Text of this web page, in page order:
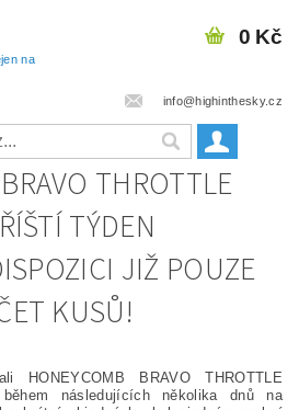
na
info@highinthesky.cz
0 Kč
THROTTLE
TÝDEN
JIŽ POUZE
KUSŮ!
HONEYCOMB BRAVO THROTTLE
následujících několika dnů na